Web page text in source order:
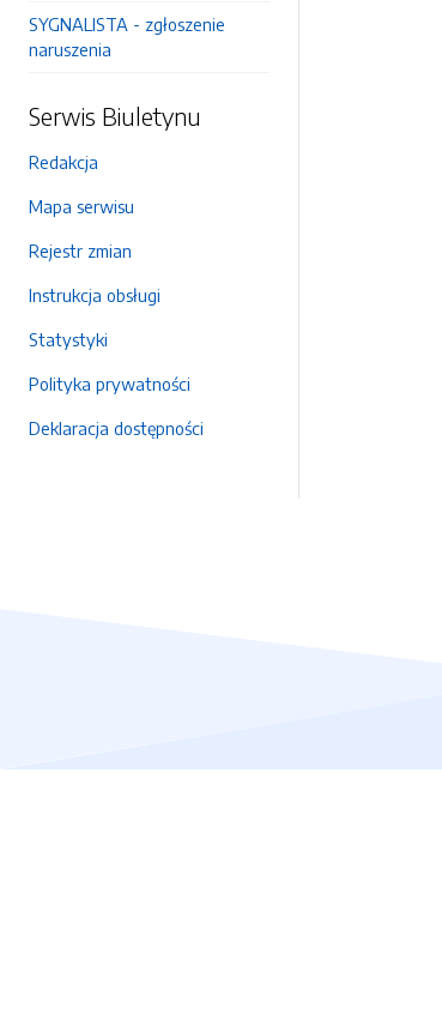
SYGNALISTA - zgłoszenie
naruszenia
Serwis Biuletynu
Redakcja
Mapa serwisu
Rejestr zmian
Instrukcja obsługi
Statystyki
Polityka prywatności
Deklaracja dostępności